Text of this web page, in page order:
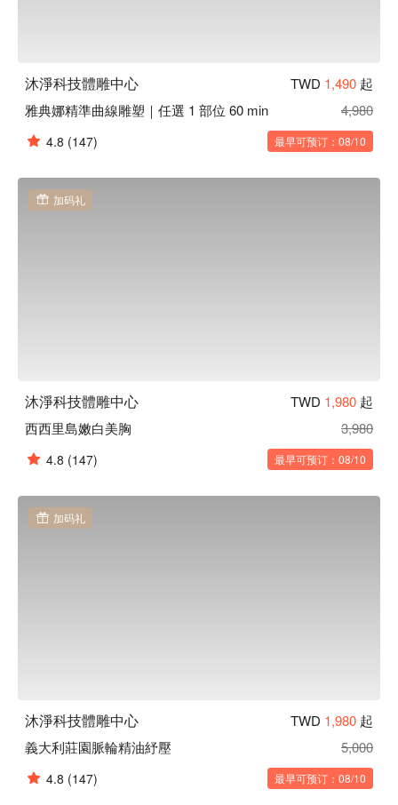
沐淨科技體雕中心 TWD 1,490 起
雅典娜精準曲線雕塑｜任選 1 部位 60 min
4,980
4.8 (147) 最早可预订：08/10
加码礼
沐淨科技體雕中心 TWD 1,980 起
西西里島嫩白美胸
3,980
4.8 (147) 最早可预订：08/10
加码礼
沐淨科技體雕中心 TWD 1,980 起
義大利莊園脈輪精油紓壓
5,000
4.8 (147) 最早可预订：08/10